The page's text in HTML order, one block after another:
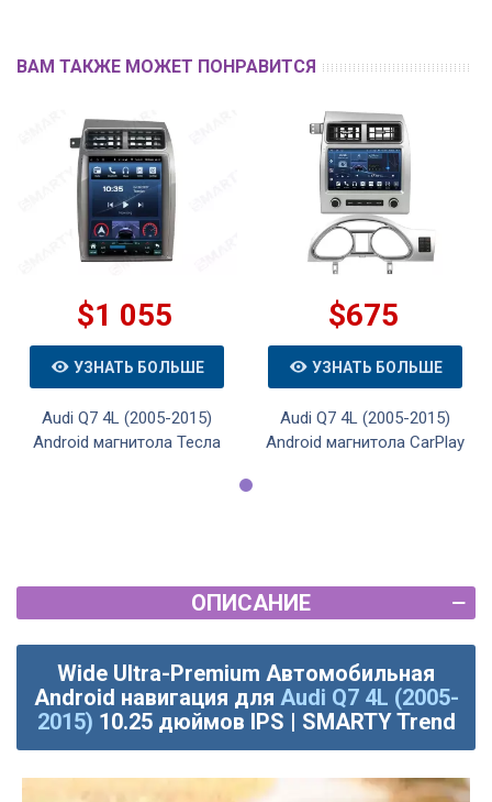
ВАМ ТАКЖЕ МОЖЕТ ПОНРАВИТСЯ
$1 055
УЗНАТЬ БОЛЬШЕ
Audi Q7 4L (2005-2015)
Android магнитола Тесла
$675
УЗНАТЬ БОЛЬШЕ
Audi Q7 4L (2005-2015)
Android магнитола CarPlay
ОПИСАНИЕ
Wide Ultra-Premium Автомобильная
Android навигация для Audi Q7 4L (2005-
2015) 10.25 дюймов IPS | SMARTY Trend